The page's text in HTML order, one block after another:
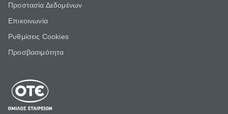
Προστασία Δεδομένων
Επικοινωνία
Ρυθμίσεις Cookies
Προσβασιμότητα